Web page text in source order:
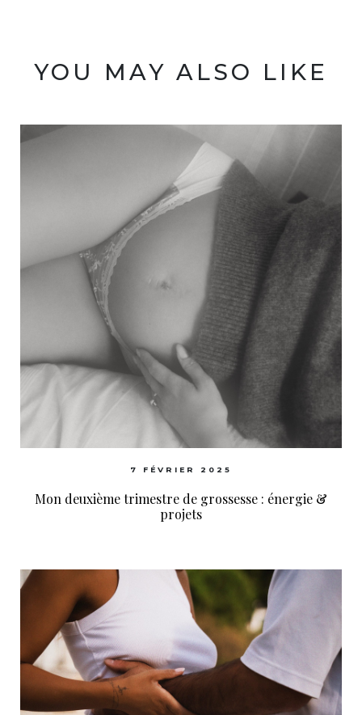
YOU MAY ALSO LIKE
7 FÉVRIER 2025
Mon deuxième trimestre de grossesse : énergie &
projets